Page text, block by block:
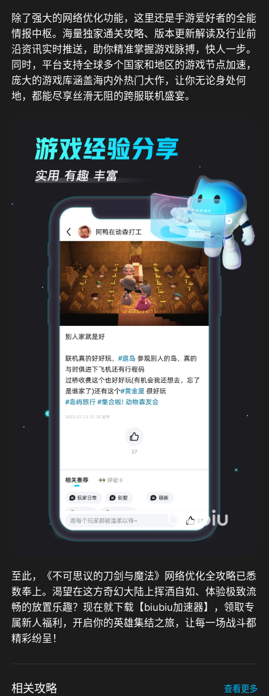
除了强大的网络优化功能，这里还是手游爱好者的全能
情报中枢。海量独家通关攻略、版本更新解读及行业前
沿资讯实时推送，助你精准掌握游戏脉搏，快人一步。
同时，平台支持全球多个国家和地区的游戏节点加速，
庞大的游戏库涵盖海内外热门大作，让你无论身处何
地，都能尽享丝滑无阻的跨服联机盛宴。
至此，《不可思议的刀剑与魔法》网络优化全攻略已悉
数奉上。渴望在这方奇幻大陆上挥洒自如、体验极致流
畅的放置乐趣？现在就下载【biubiu加速器】，领取专
属新人福利，开启你的英雄集结之旅，让每一场战斗都
精彩纷呈！
相关攻略 查看更多